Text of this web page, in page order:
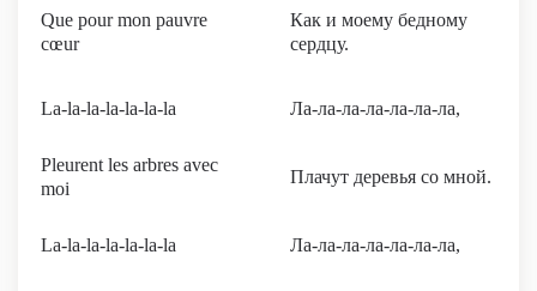
Que pour mon pauvre
cœur
Как и моему бедному
сердцу.
La-la-la-la-la-la-la Ла-ла-ла-ла-ла-ла-ла,
Pleurent les arbres avec
moi
Плачут деревья со мной.
La-la-la-la-la-la-la Ла-ла-ла-ла-ла-ла-ла,